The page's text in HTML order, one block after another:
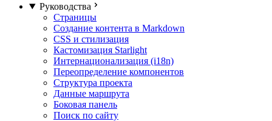
Руководства
Страницы
Создание контента в Markdown
CSS и стилизация
Кастомизация Starlight
Интернационализация (i18n)
Переопределение компонентов
Структура проекта
Данные маршрута
Боковая панель
Поиск по сайту